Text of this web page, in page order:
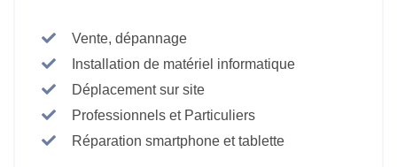
Vente, dépannage
Installation de matériel informatique
Déplacement sur site
Professionnels et Particuliers
Réparation smartphone et tablette